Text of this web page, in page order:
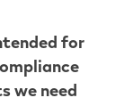
for
we need